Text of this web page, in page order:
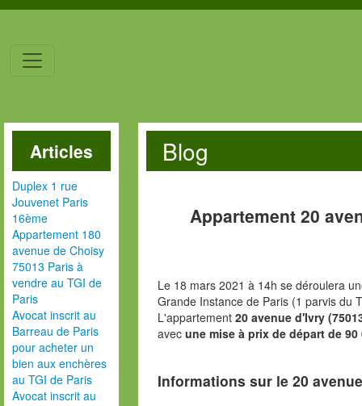
Articles
Duplex 1 rue
Jouvenet Paris
16ème
Appartement 180
avenue de Choisy
75013 Paris à
vendre au TGI de
Paris
Avocat inscrit au
Barreau de Paris
pour acheter un
bien aux enchères
au TGI de Paris
Avocat inscrit au
Blog
Appartement 20
Le 18 mars 2021 à 14h se déroulera
Grande Instance de Paris (1 parvis du
L'appartement 20 avenue d'Ivry
avec une mise à prix de départ de 90
Informations sur le 20